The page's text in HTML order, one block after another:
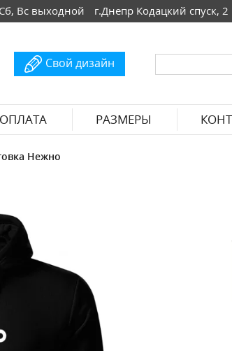
Вс выходной г.Днепр Кодацкий спуск, 2
Свой дизайн
РАЗМЕРЫ
Нежно